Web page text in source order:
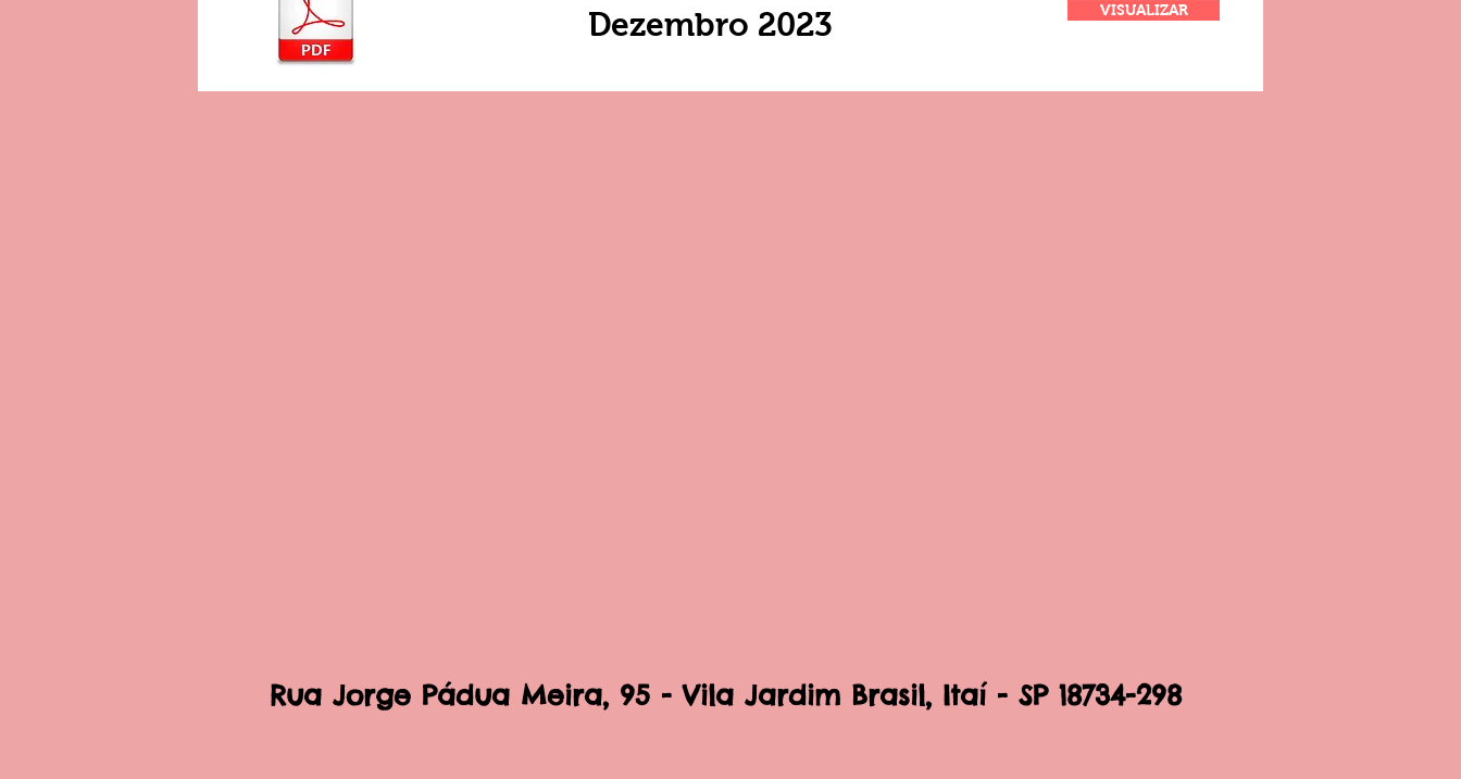
Dezembro 2023 VISUALIZAR
Rua Jorge Pádua Meira, 95 - Vila Jardim Brasil, Itaí - SP 18734-298